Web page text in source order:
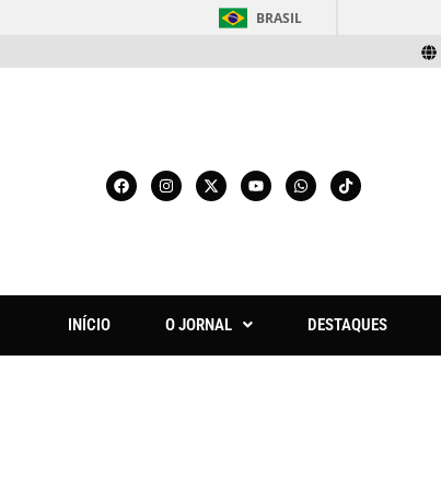
BRASIL
INÍCIO O JORNAL DESTAQUES